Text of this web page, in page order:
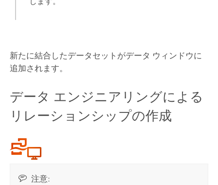
新たに結合したデータセットがデータ ウィンドウに
追加されます。
データ エンジニアリングによる
リレーションシップの作成
注意: